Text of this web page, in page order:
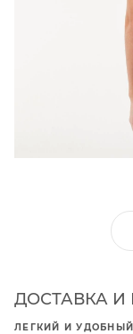
ДОСТАВКА И
ЛЕГКИЙ И